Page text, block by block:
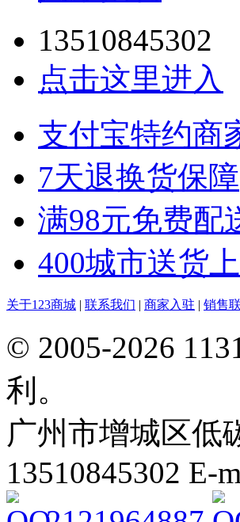
13510845302
点击这里进入
支付宝特约商
7天退换货保障
满98元免费配
400城市送货
关于123商城 | 联系我们 | 商家入驻 | 销售
© 2005-2026
利。
广州市增城区低
13510845302 E-